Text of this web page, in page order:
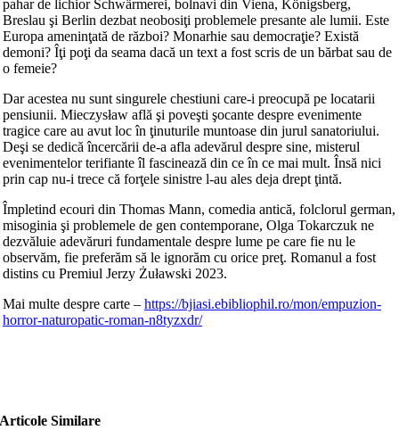
pahar de lichior Schwärmerei, bolnavi din Viena, Königsberg,
Breslau şi Berlin dezbat neobosiţi problemele presante ale lumii. Este
Europa ameninţată de război? Monarhie sau democraţie? Există
demoni? Îţi poţi da seama dacă un text a fost scris de un bărbat sau de
o femeie?
Dar acestea nu sunt singurele chestiuni care-i preocupă pe locatarii
pensiunii. Mieczysław află şi poveşti şocante despre evenimente
tragice care au avut loc în ţinuturile muntoase din jurul sanatoriului.
Deşi se dedică încercării de-a afla adevărul despre sine, misterul
evenimentelor terifiante îl fascinează din ce în ce mai mult. Însă nici
prin cap nu-i trece că forţele sinistre l-au ales deja drept ţintă.
Împletind ecouri din Thomas Mann, comedia antică, folclorul german,
misoginia şi problemele de gen contemporane, Olga Tokarczuk ne
dezvăluie adevăruri fundamentale despre lume pe care fie nu le
observăm, fie preferăm să le ignorăm cu orice preţ. Romanul a fost
distins cu Premiul Jerzy Żuławski 2023.
Mai multe despre carte – https://bjiasi.ebibliophil.ro/mon/empuzion-
horror-naturopatic-roman-n8tyzxdr/
Articole Similare